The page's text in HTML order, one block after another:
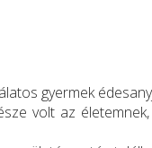
gyermek
volt az